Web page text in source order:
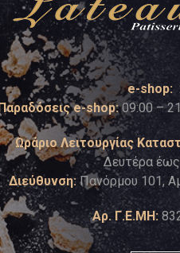
e-shop:
e-shop:09:00 –
Ωράριο Λειτουργίας
Δευτέρα
Διεύθυνση: Πανόρμου 101,
Αρ. Γ.Ε.ΜΗ: